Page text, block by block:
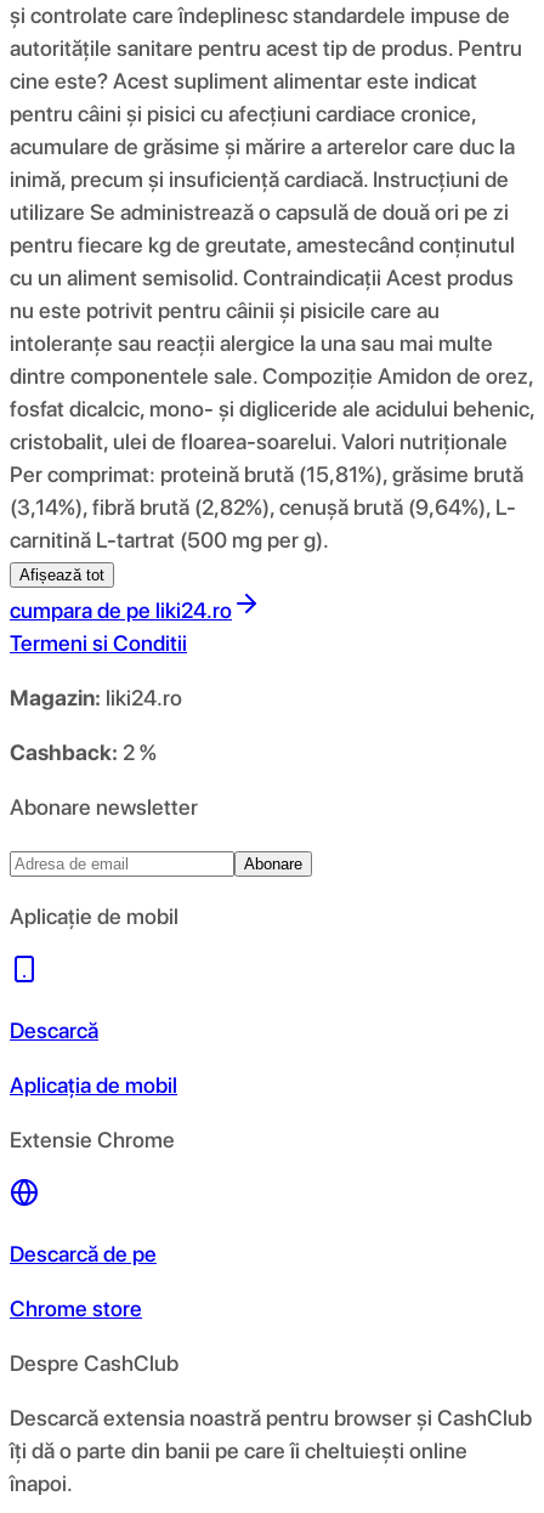
și controlate care îndeplinesc standardele impuse de
autoritățile sanitare pentru acest tip de produs. Pentru
cine este? Acest supliment alimentar este indicat
pentru câini și pisici cu afecțiuni cardiace cronice,
acumulare de grăsime și mărire a arterelor care duc la
inimă, precum și insuficiență cardiacă. Instrucțiuni de
utilizare Se administrează o capsulă de două ori pe zi
pentru fiecare kg de greutate, amestecând conținutul
cu un aliment semisolid. Contraindicații Acest produs
nu este potrivit pentru câinii și pisicile care au
intoleranțe sau reacții alergice la una sau mai multe
dintre componentele sale. Compoziţie Amidon de orez,
fosfat dicalcic, mono- și digliceride ale acidului behenic,
cristobalit, ulei de floarea-soarelui. Valori nutriționale
Per comprimat: proteină brută (15,81%), grăsime brută
(3,14%), fibră brută (2,82%), cenușă brută (9,64%), L-
carnitină L-tartrat (500 mg per g).
Afișează tot
cumpara de pe liki24.ro
Termeni si Conditii
Magazin: liki24.ro
Cashback: 2 %
Abonare newsletter
Abonare
Aplicație de mobil
Descarcă
Aplicația de mobil
Extensie Chrome
Descarcă de pe
Chrome store
Despre CashClub
Descarcă extensia noastră pentru browser și CashClub
îți dă o parte din banii pe care îi cheltuiești online
înapoi.